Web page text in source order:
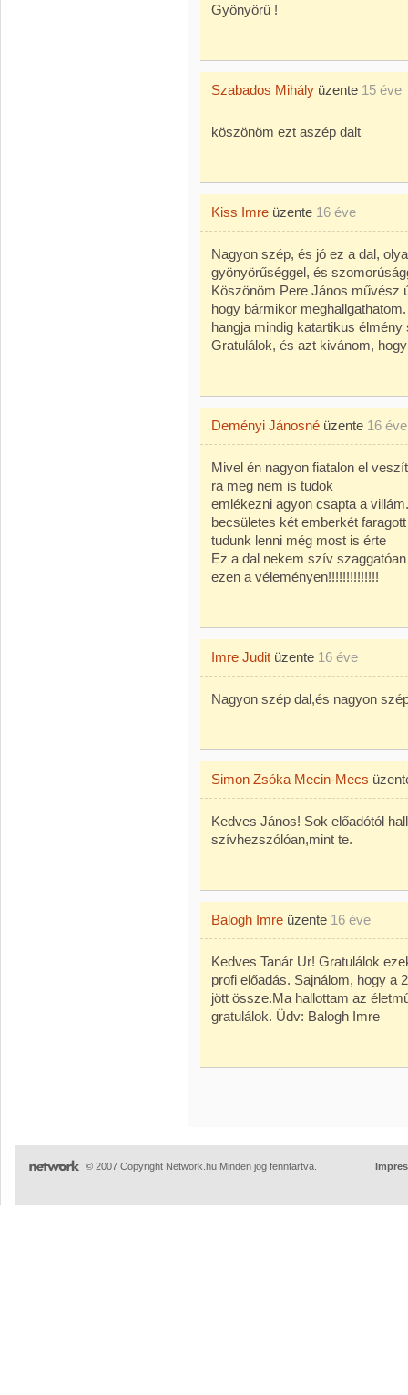
Gyönyörű !
Szabados Mihály üzente 15 éve
köszönöm ezt aszép dalt
Kiss Imre üzente 16 éve
Nagyon szép, és jó ez a dal,
gyönyörűséggel, és
Köszönöm Pere János művész
hogy bármikor
hangja mindig katartikus
Gratulálok, és azt kivánom,
Deményi Jánosné üzente 16 éve
Mivel én nagyon fiatalon el
ra meg nem is tudok
emlékezni agyon csapta a
becsületes két emberkét
tudunk lenni még most is érte
Ez a dal nekem szív
ezen a véleményen!!!!!!!!!!!!!!
Imre Judit üzente 16 éve
Nagyon szép dal,és nagyon
Simon Zsóka Mecin-Mecs
Kedves János! Sok előadótól
szívhezszólóan,mint te.
Balogh Imre üzente 16 éve
Kedves Tanár Ur! Gratulálok
profi előadás. Sajnálom, hogy a
jött össze.Ma hallottam az
gratulálok. Üdv: Balogh Imre
© 2007 Copyright Network.hu Minden jog fenntartva.